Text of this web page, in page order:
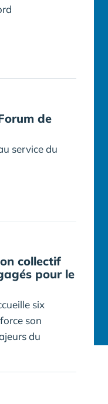
de
service du
collectif
pour le
six
son
du